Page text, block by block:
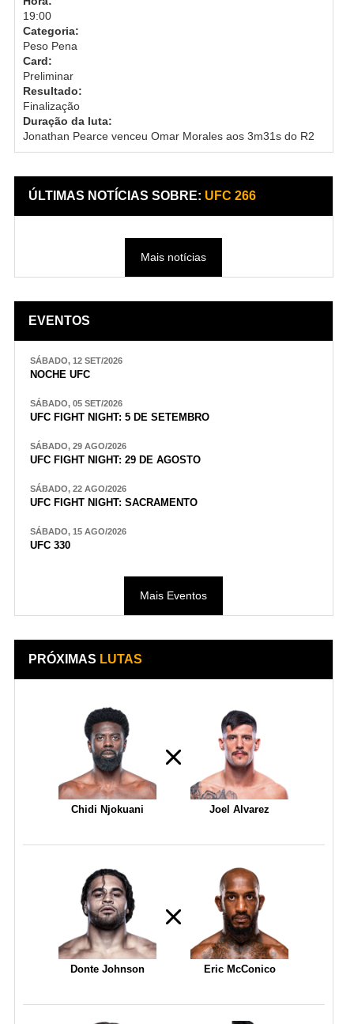
19:00
Categoria:
Peso Pena
Card:
Preliminar
Resultado:
Finalização
Duração da luta:
Jonathan Pearce venceu Omar Morales aos 3m31s do R2
ÚLTIMAS NOTÍCIAS SOBRE: UFC 266
Mais notícias
EVENTOS
SÁBADO, 12 SET/2026
NOCHE UFC
SÁBADO, 05 SET/2026
UFC FIGHT NIGHT: 5 DE SETEMBRO
SÁBADO, 29 AGO/2026
UFC FIGHT NIGHT: 29 DE AGOSTO
SÁBADO, 22 AGO/2026
UFC FIGHT NIGHT: SACRAMENTO
SÁBADO, 15 AGO/2026
UFC 330
Mais Eventos
PRÓXIMAS LUTAS
Chidi Njokuani Joel Alvarez
Donte Johnson Eric McConico